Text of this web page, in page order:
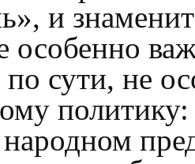
и
особенно
по сути, не
народном